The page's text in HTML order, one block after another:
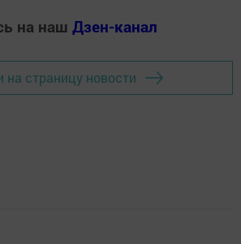
на наш Дзен-канал
на страницу новости